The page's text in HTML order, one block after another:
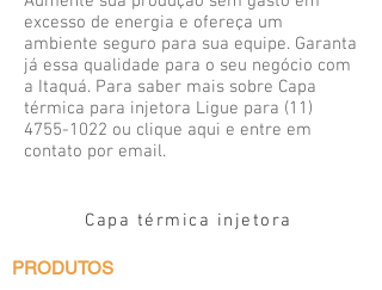
excesso de energia e ofereça um
ambiente seguro para sua equipe. Garanta
já essa qualidade para o seu negócio com
a Itaquá. Para saber mais sobre Capa
térmica para injetora Ligue para (11)
4755-1022 ou clique aqui e entre em
contato por email.
Capa térmica injetora
PRODUTOS